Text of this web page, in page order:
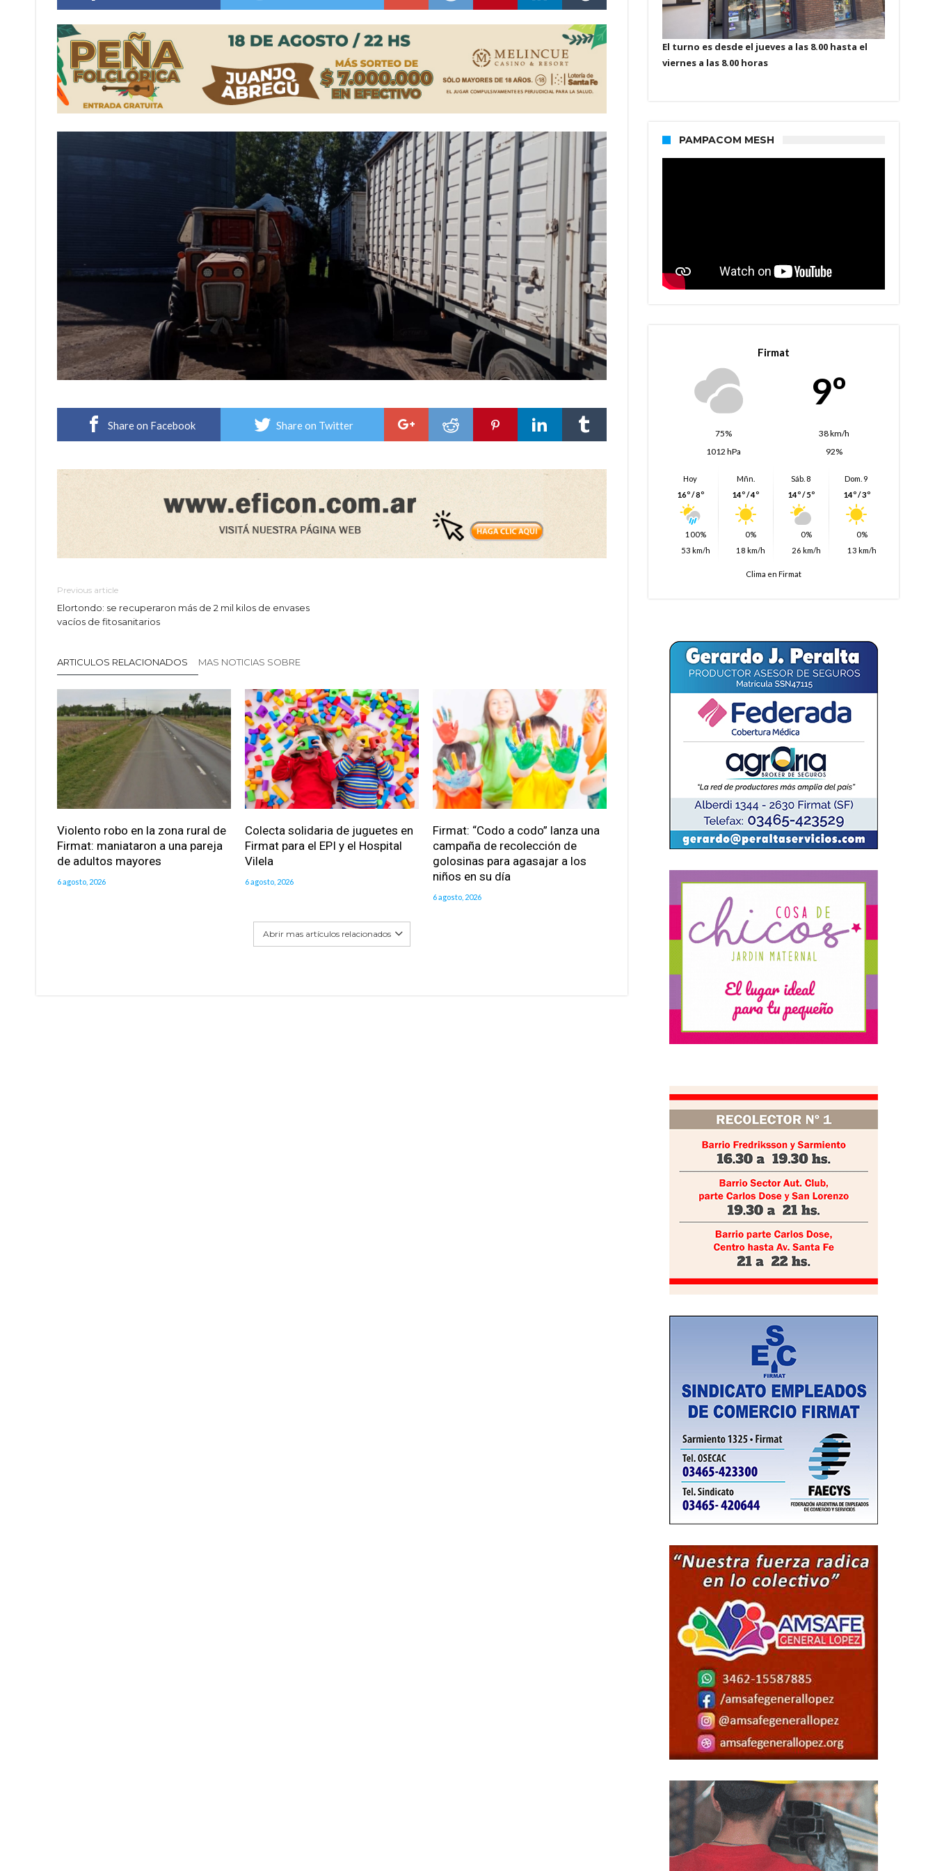
Elortondo: avanza el plan de pavimentación con la licitación de cinco nuevas cuadras
Share on Facebook Share on Twitter
Previous article
Elortondo: se recuperaron más de 2 mil kilos de envases
vacíos de fitosanitarios
ARTICULOS RELACIONADOS MAS NOTICIAS SOBRE
Violento robo en la zona rural de
Firmat: maniataron a una pareja
de adultos mayores
6 agosto, 2026
Colecta solidaria de juguetes en
Firmat para el EPI y el Hospital
Vilela
6 agosto, 2026
Firmat: “Codo a codo” lanza una
campaña de recolección de
golosinas para agasajar a los
niños en su día
6 agosto, 2026
Abrir mas artículos relacionados
El turno es desde el jueves a las 8.00 hasta el
viernes a las 8.00 horas
PAMPACOM MESH
Firmat
9º
75%
38 km/h
1012 hPa
92%
Hoy
16º / 8º
100%
53 km/h
Mñn.
14º / 4º
0%
18 km/h
Sáb. 8
14º / 5º
0%
26 km/h
Dom. 9
14º / 3º
0%
13 km/h
Clima en Firmat